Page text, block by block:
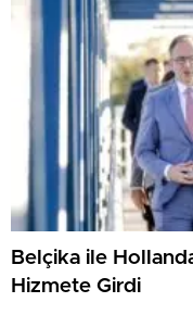
Belçika ile
Hizmete Girdi